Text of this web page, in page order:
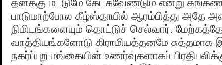
தனக்கு மட்டுமே கேட்கவேண்டும் என்று
பாடுமாற்போல கீழ்ஸ்தாயில் ஆரம்பித்து அதே
நிமிடங்களையும் தொட்டுச் செல்வார்.
வாத்தியங்களோடு கிராமியத்தனமே சுத்தமாக
நகர்ப்புற மங்கையின் உணர்வுகளாகப்